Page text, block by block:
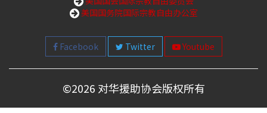
美国国务院国际宗教自由办公室
Facebook Twitter Youtube
©2026 对华援助协会版权所有